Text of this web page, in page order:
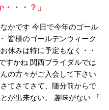
・・？」
かです 今日で今年のゴール
皆様のゴールデンウィーク
休みは特に予定もなく・・
すかね 関西ブライダルでは
の方々がご入会して下さい
てさてさて、随分前からで
が出来ない。 趣味がない 「